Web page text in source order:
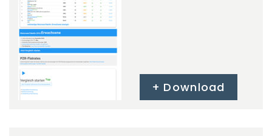
Download